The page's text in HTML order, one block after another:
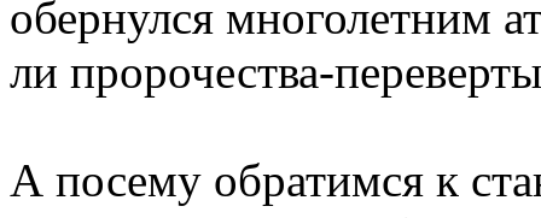
обернулся многолетним
ли пророчества-
А посему обратимся к